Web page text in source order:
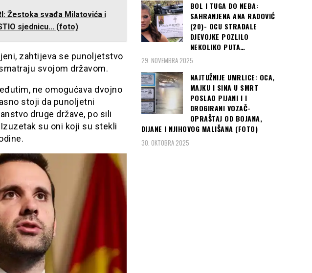
Žestoka svađa Milatovića i
sjednicu... (foto)
zahtijeva se punoljetstvo
svojom državom.
ne omogućava dvojno
stoji da punoljetni
druge države, po sili
su oni koji su stekli
BOL I TUGA DO NEBA:
SAHRANJENA ANA RADOVIĆ
(20)- OCU STRADALE
DJEVOJKE POZLILO
NEKOLIKO PUTA…
29. NOVEMBRA 2025
NAJTUŽNIJE UMRLICE: OCA,
MAJKU I SINA U SMRT
POSLAO PIJANI I I
DROGIRANI VOZAČ-
OPRAŠTAJ OD BOJANA,
DIJANE I NJIHOVOG MALIŠANA (FOTO)
30. OKTOBRA 2025